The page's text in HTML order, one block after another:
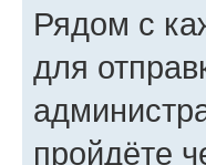
Рядом с
для
пройдёте